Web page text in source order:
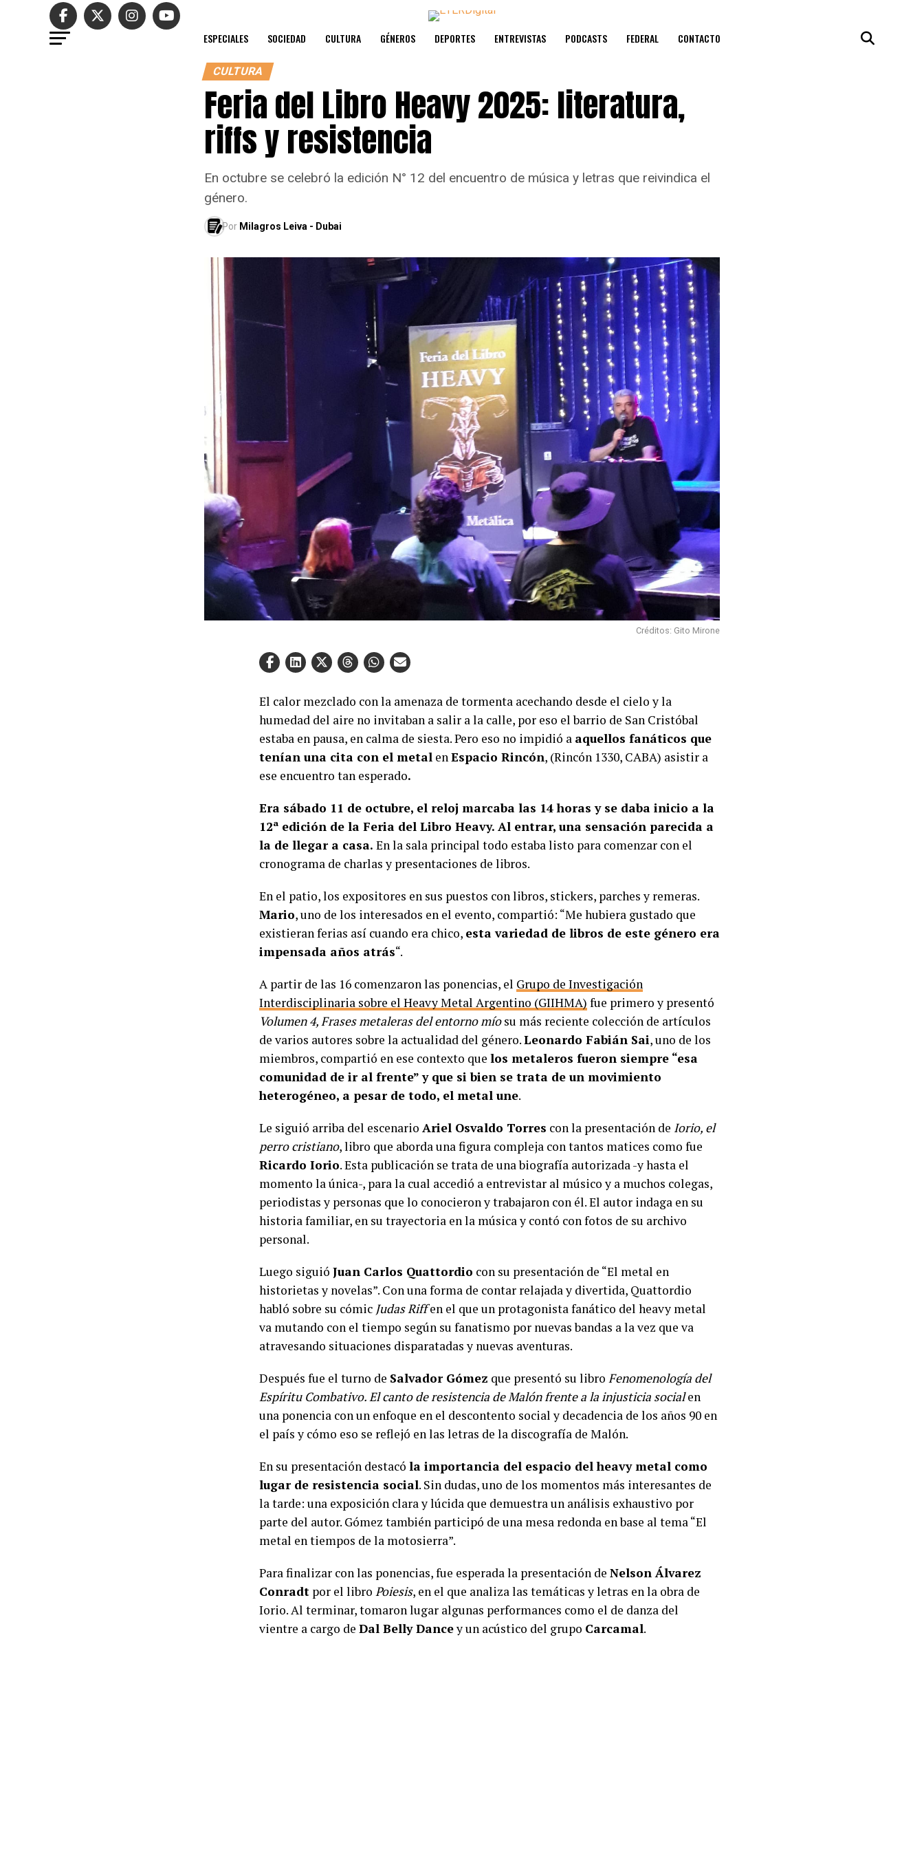
ESPECIALES SOCIEDAD CULTURA GÉNEROS DEPORTES ENTREVISTAS PODCASTS FEDERAL CONTACTO
CULTURA
Feria del Libro Heavy 2025: literatura,
riffs y resistencia
En octubre se celebró la edición N° 12 del encuentro de música y letras que reivindica el
género.
Por Milagros Leiva - Dubai
Créditos: Gito Mirone
El calor mezclado con la amenaza de tormenta acechando desde el cielo y la
humedad del aire no invitaban a salir a la calle, por eso el barrio de San Cristóbal
estaba en pausa, en calma de siesta. Pero eso no impidió a aquellos fanáticos que
tenían una cita con el metal enEspacio Rincón, (Rincón 1330, CABA) asistir a
ese encuentro tan esperado.
Era sábado 11 de octubre, el reloj marcaba las 14 horas y se daba inicio a la
12ª edición de la Feria del Libro Heavy. Al entrar, una sensación parecida a
la de llegar a casa. En la sala principal todo estaba listo para comenzar con el
cronograma de charlas y presentaciones de libros.
En el patio, los expositores en sus puestos con libros, stickers, parches y remeras.
Mario, uno de los interesados en el evento, compartió: “Me hubiera gustado que
existieran ferias así cuando era chico, esta variedad de libros de este género era
impensada años atrás“.
A partir de las 16 comenzaron las ponencias, el Grupo de Investigación
Interdisciplinaria sobre el Heavy Metal Argentino (GIIHMA) fue primero y presentó
Volumen 4, Frases metaleras del entorno míosu más reciente colección de artículos
de varios autores sobre la actualidad del género.Leonardo Fabián Sai, uno de los
miembros, compartió en ese contexto que los metaleros fueron siempre “esa
comunidad de ir al frente” y que si bien se trata de un movimiento
heterogéneo, a pesar de todo, el metal une.
Le siguió arriba del escenario Ariel Osvaldo Torres con la presentación de Iorio, el
perro cristiano, libro que aborda una figura compleja con tantos matices como fue
Ricardo Iorio. Esta publicación se trata de una biografía autorizada -y hasta el
momento la única-, para la cual accedió a entrevistar al músico y a muchos colegas,
periodistas y personas que lo conocieron y trabajaron con él. El autor indaga en su
historia familiar, en su trayectoria en la música y contó con fotos de su archivo
personal.
Luego siguió Juan Carlos Quattordio con su presentación de “El metal en
historietas y novelas”. Con una forma de contar relajada y divertida, Quattordio
habló sobre su cómic Judas Riffen el que un protagonista fanático del heavy metal
va mutando con el tiempo según su fanatismo por nuevas bandas a la vez que va
atravesando situaciones disparatadas y nuevas aventuras.
Después fue el turno de Salvador Gómez que presentó su libro Fenomenología del
Espíritu Combativo. El canto de resistencia de Malón frente a la injusticia socialen
una ponencia con un enfoque en el descontento social y decadencia de los años 90 en
el país y cómo eso se reflejó en las letras de la discografía de Malón.
En su presentación destacó la importancia del espacio del heavy metal como
lugar de resistencia social. Sin dudas, uno de los momentos más interesantes de
la tarde: una exposición clara y lúcida que demuestra un análisis exhaustivo por
parte del autor. Gómez también participó de una mesa redonda en base al tema “El
metal en tiempos de la motosierra”.
Para finalizar con las ponencias, fue esperada la presentación de Nelson Álvarez
Conradt por el libro Poiesis, en el que analiza las temáticas y letras en la obra de
Iorio. Al terminar, tomaron lugar algunas performances como el de danza del
vientre a cargo de Dal Belly Dancey un acústico del grupo Carcamal.